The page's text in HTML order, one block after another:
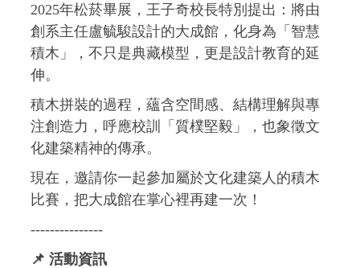
2025年松菸畢展，王子奇校長特別提出：將由
創系主任盧毓駿設計的大成館，化身為「智慧
積木」，不只是典藏模型，更是設計教育的延
伸。
積木拼裝的過程，蘊含空間感、結構理解與專
注創造力，呼應校訓「質樸堅毅」，也象徵文
化建築精神的傳承。
現在，邀請你一起參加屬於文化建築人的積木
比賽，把大成館在掌心裡再建一次！
---------------
📌 活動資訊